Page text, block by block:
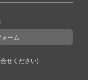
ーム
せください)